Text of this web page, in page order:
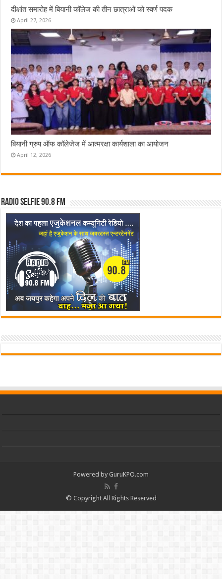
दीक्षांत समारोह में बियानी कॉलेज की तीन छात्राओं को स्वर्ण पदक
April 27, 2026
बियानी ग्रुप ऑफ कॉलेजेज में आत्मरक्षा कार्यशाला का आयोजन
April 12, 2026
Radio Selfie 90.8 FM
Powered by GuruKPO.com
© Copyright All Rights Reserved